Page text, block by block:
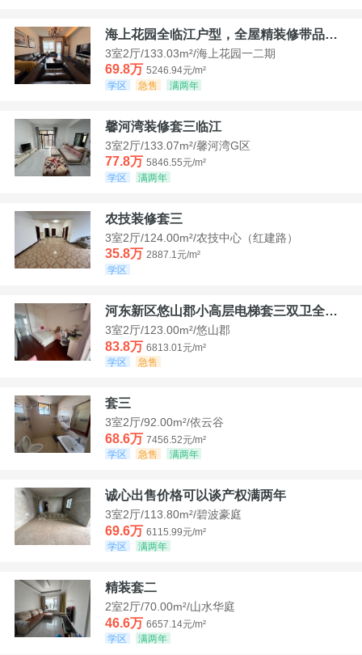
海上花园全临江户型，全屋精装修带品牌家具家电，诚意出售！
3室2厅/133.03m²/海上花园一二期
69.8万 5246.94元/m²
学区
急售 满两年
馨河湾装修套三临江
3室2厅/133.07m²/馨河湾G区
77.8万 5846.55元/m²
学区
满两年
农技装修套三
3室2厅/124.00m²/农技中心（红建路）
35.8万 2887.1元/m²
学区
河东新区悠山郡小高层电梯套三双卫全装带家具家电
3室2厅/123.00m²/悠山郡
83.8万 6813.01元/m²
学区
急售
套三
3室2厅/92.00m²/依云谷
68.6万 7456.52元/m²
学区
急售 满两年
诚心出售价格可以谈产权满两年
3室2厅/113.80m²/碧波豪庭
69.6万 6115.99元/m²
学区
满两年
精装套二
2室2厅/70.00m²/山水华庭
46.6万 6657.14元/m²
学区
满两年